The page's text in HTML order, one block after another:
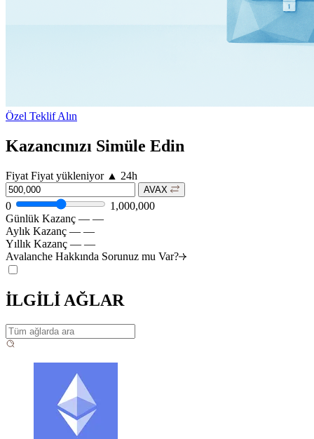
Özel Teklif Alın
Kazancınızı Simüle Edin
Fiyat Fiyat yükleniyor ▲ 24h
AVAX
0
1,000,000
Günlük Kazanç — —
Aylık Kazanç — —
Yıllık Kazanç — —
Avalanche Hakkında Sorunuz mu Var?
İLGİLİ AĞLAR